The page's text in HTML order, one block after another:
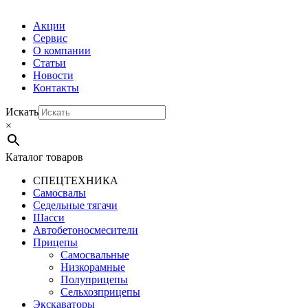
Акции
Сервис
О компании
Статьи
Новости
Контакты
Искать
×
Каталог товаров
СПЕЦТЕХНИКА
Самосвалы
Седельные тягачи
Шасси
Автобетоно­смесители
Прицепы
Самосвальные
Низкорамные
Полуприцепы
Сельхозприцепы
Экскаваторы